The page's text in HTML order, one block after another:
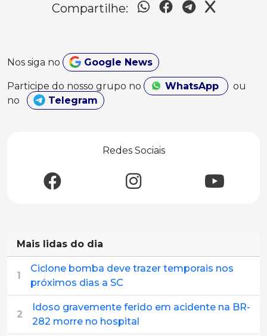
Compartilhe:
Nos siga no Google News
Participe do nosso grupo no WhatsApp
ou
no
Telegram
Redes Sociais
Mais lidas do dia
1
Ciclone bomba deve trazer temporais nos
próximos dias a SC
2
Idoso gravemente ferido em acidente na BR-
282 morre no hospital